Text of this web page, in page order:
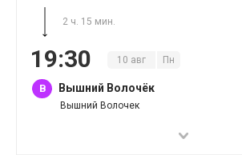
2 ч. 15 мин.
19:30 10 авг Пн
B Вышний Волочёк
Вышний Волочек